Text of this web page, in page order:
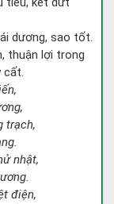
dương, sao tốt.
thuận lợi trong
cất.
trạch,
nhật,
điện,